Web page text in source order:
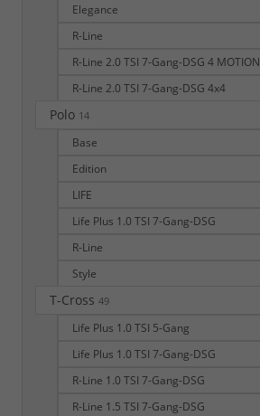
Elegance
R-Line
R-Line 2.0 TSI 7-Gang-DSG 4 MOTION
R-Line 2.0 TSI 7-Gang-DSG 4x4
Polo 14
Base
Edition
LIFE
Life Plus 1.0 TSI 7-Gang-DSG
R-Line
Style
T-Cross 49
Life Plus 1.0 TSI 5-Gang
Life Plus 1.0 TSI 7-Gang-DSG
R-Line 1.0 TSI 7-Gang-DSG
R-Line 1.5 TSI 7-Gang-DSG